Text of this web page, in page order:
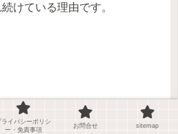
けている理由です。
2組足りないワケは？嵐ほか
ライバシーポリシ
ー・免責事項
お問合せ sitemap